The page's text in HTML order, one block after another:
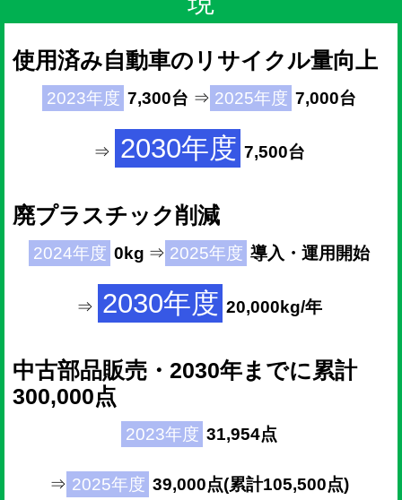
使用済み自動車のリサイクル量向上
2023年度 7,300台 ⇒ 2025年度 7,000台
⇒ 2030年度 7,500台
廃プラスチック削減
2024年度 0kg ⇒ 2025年度 導入・運用開始
⇒ 2030年度 20,000kg/年
中古部品販売・2030年までに累計
300,000点
2023年度 31,954点
⇒ 2025年度 39,000点(累計105,500点)